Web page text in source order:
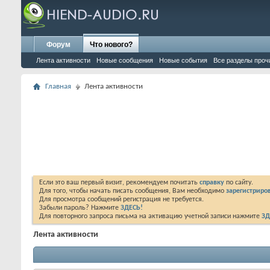
Форум Что нового?
Лента активности Новые сообщения Новые события Все разделы
Главная Лента активности
Если это ваш первый визит, рекомендуем почитать справку по сайту.
Для того, чтобы начать писать сообщения, Вам необходимо
Для просмотра сообщений регистрация не требуется.
Забыли пароль? Нажмите ЗДЕСЬ!
Для повторного запроса письма на активацию учетной записи нажмите
Лента активности